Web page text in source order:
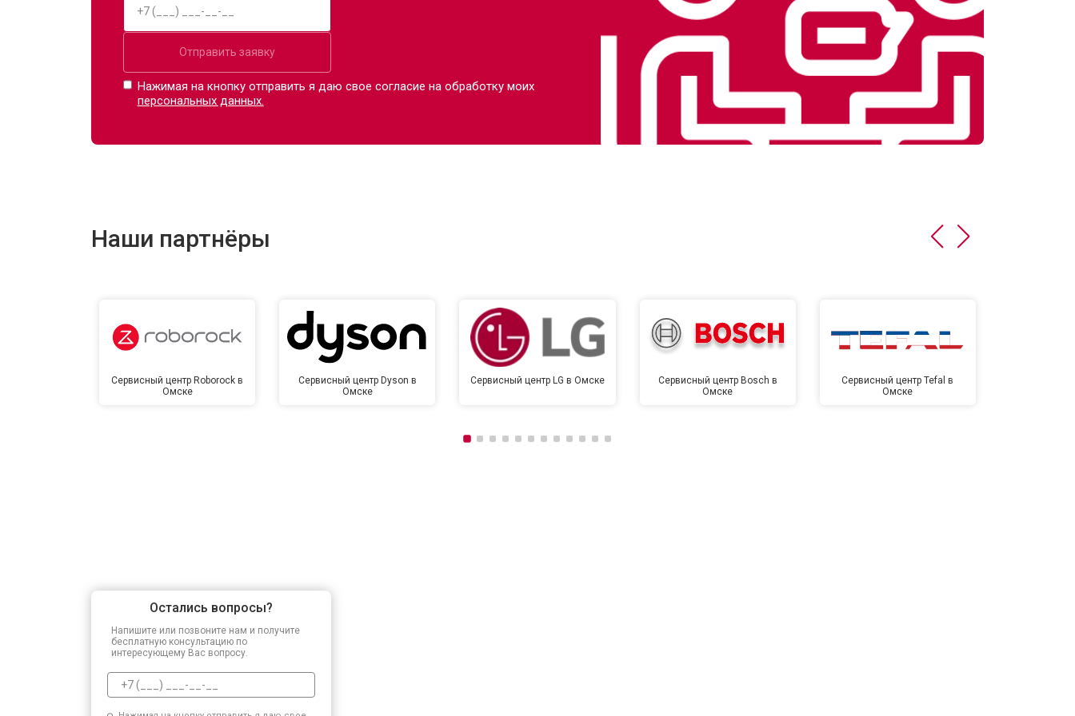
Отправить заявку
Нажимая на кнопку отправить я даю свое согласие на обработку моих
персональных данных.
Наши партнёры
Сервисный центр Roborock в
Омске
Сервисный центр Dyson в
Омске
Сервисный центр LG в Омске
Сервисный центр Bosch в
Омске
Сервисный центр Tefal в
Омске
Остались вопросы?
Напишите или позвоните нам и получите
бесплатную консультацию по
интересующему Вас вопросу.